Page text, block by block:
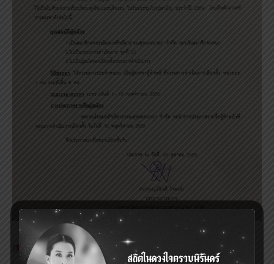
Tags: สรรหาผู้ทำหน้าที่กรรมการเลือกตั้ง(กกต.)